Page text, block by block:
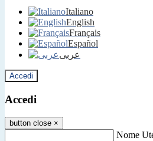
Italiano
English
Français
Español
عربى
Accedi
Accedi
button close ×
Nome